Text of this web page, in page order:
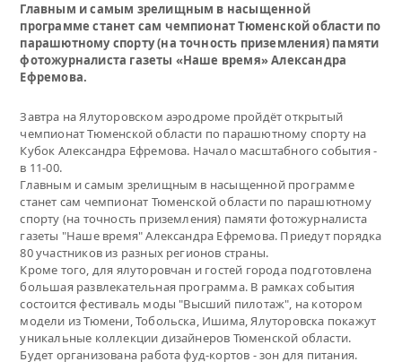
Главным и самым зрелищным в насыщенной
программе станет сам чемпионат Тюменской области по
парашютному спорту (на точность приземления) памяти
фотожурналиста газеты «Наше время» Александра
Ефремова.
Завтра на Ялуторовском аэродроме пройдёт открытый
чемпионат Тюменской области по парашютному спорту на
Кубок Александра Ефремова. Начало масштабного события -
в 11-00.
Главным и самым зрелищным в насыщенной программе
станет сам чемпионат Тюменской области по парашютному
спорту (на точность приземления) памяти фотожурналиста
газеты "Наше время" Александра Ефремова. Приедут порядка
80 участников из разных регионов страны.
Кроме того, для ялуторовчан и гостей города подготовлена
большая развлекательная программа. В рамках события
состоится фестиваль моды "Высший пилотаж", на котором
модели из Тюмени, Тобольска, Ишима, Ялуторовска покажут
уникальные коллекции дизайнеров Тюменской области.
Будет организована работа фуд-кортов - зон для питания.